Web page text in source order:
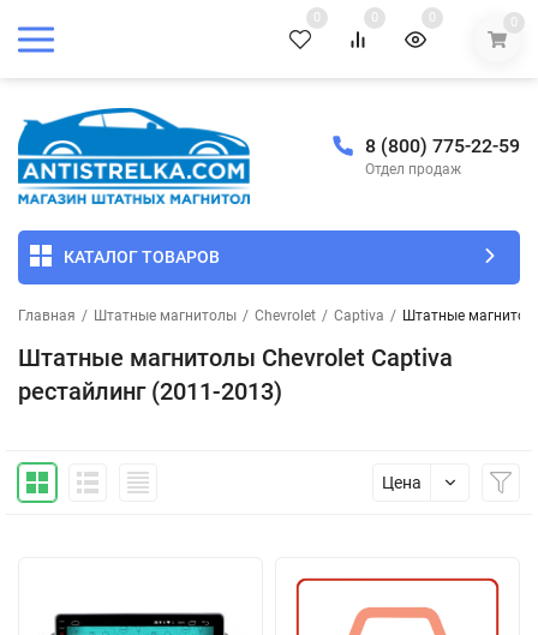
0 0 0 0
8 (800) 775-22-59
Отдел продаж
КАТАЛОГ ТОВАРОВ
Главная / Штатные магнитолы / Chevrolet / Captiva / Штатные
Штатные магнитолы Chevrolet Captiva
рестайлинг (2011-2013)
Цена